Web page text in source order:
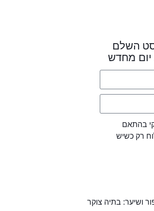
השלם
מחדש
בהתאם
רק כשיש
בתיה צוקר